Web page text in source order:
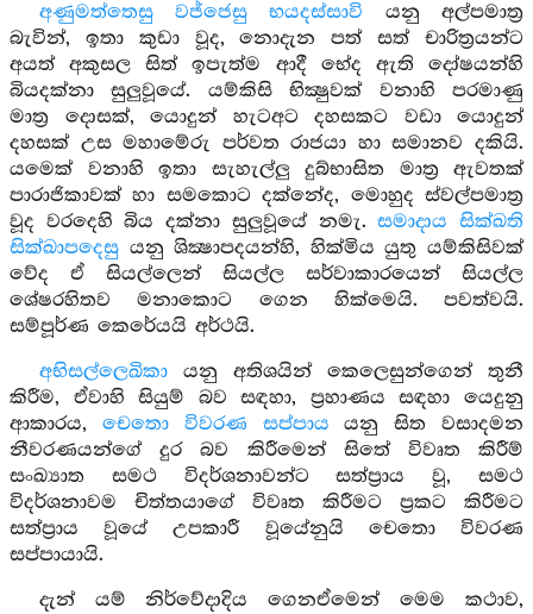
අණුමත්තෙසු වජ්ජෙසු භයදස්සාවි යනු අල්පමාත්‍ර
බැවින්, ඉතා කුඩා වූද, නොදැන පත් සත් චාරිත්‍රයන්ට
අයත් අකුසල සිත් ඉපැත්ම ආදී භේද ඇති දෝෂයන්හි
බියදක්නා සුලුවූයේ. යම්කිසි භික්‍ෂුවක් වනාහි පරමාණු
මාත්‍ර දොසක්, යොදුන් හැටඅට දහසකට වඩා යොදුන්
දහසක් උස මහාමේරු පර්වත රාජයා හා සමානව දකියි.
යමෙක් වනාහි ඉතා සැහැල්ලු දුබ්භාසිත මාත්‍ර ඇවතක්
පාරාජිකාවක් හා සමකොට දක්නේද, මොහුද ස්වල්පමාත්‍ර
වූද වරදෙහි බිය දක්නා සුලුවූයේ නමැ.සමාදාය සික්ඛති
සික්ඛාපදෙසු යනු ශික්‍ෂාපදයන්හි, හික්මිය යුතු යම්කිසිවක්
වේද ඒ සියල්ලෙන් සියල්ල සර්වාකාරයෙන් සියල්ල
ශේෂරහිතව මනාකොට ගෙන හික්මෙයි. පවත්වයි.
සම්පූර්ණ කෙරේයයි අර්ථයි.
අභිසල්ලෙඛිකායනු අතිශයින් කෙලෙසුන්ගෙන් තුනී
කිරීම, ඒවාහි සියුම් බව සඳහා, ප්‍රහාණය සඳහා යෙදුනු
ආකාරය, චෙතො විවරණ සප්පාය යනු සිත වසාදමන
නීවරණයන්ගේ දුර බව කිරීමෙන් සිතේ විවෘත කිරීම්
සංඛ්‍යාත සමථ විදර්ශනාවන්ට සත්ප්‍රාය වූ, සමථ
විදර්ශනාවම චිත්තයාගේ විවෘත කිරීමට ප්‍රකට කිරීමට
සත්ප්‍රාය වූයේ උපකාරී වූයේනුයි චෙතො විවරණ
සප්පායායි.
දැන් යම් නිර්වේදාදිය ගෙනඒමෙන් මෙම කථාව,